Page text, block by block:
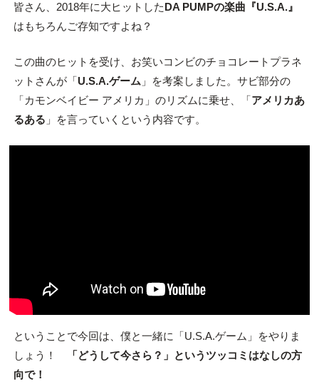
皆さん、2018年に大ヒットした DA PUMPの楽曲『U.S.A.』
はもちろんご存知ですよね？
この曲のヒットを受け、お笑いコンビのチョコレートプラネ
ットさんが「U.S.A.ゲーム 」を考案しました。サビ部分の
「カモンベイビー アメリカ」のリズムに乗せ、「アメリカあ
るある 」を言っていくという内容です。
ということで今回は、僕と一緒に「U.S.A.ゲーム」をやりま
しょう！
「どうして今さら？」というツッコミはなしの方
向で！